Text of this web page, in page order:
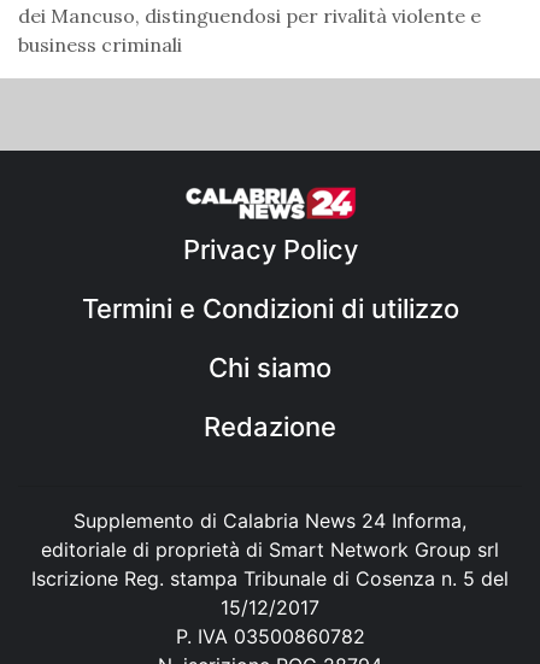
dei Mancuso, distinguendosi per rivalità violente e
business criminali
Privacy Policy
Termini e Condizioni di utilizzo
Chi siamo
Redazione
Supplemento di Calabria News 24 Informa,
editoriale di proprietà di Smart Network Group srl
Iscrizione Reg. stampa Tribunale di Cosenza n. 5 del
15/12/2017
P. IVA 03500860782